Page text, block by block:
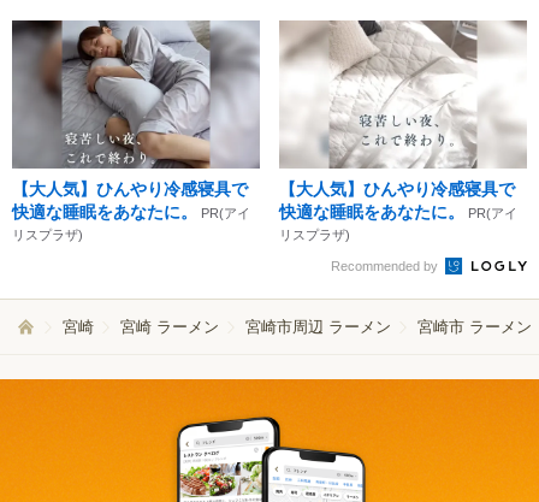
【大人気】ひんやり冷感寝具で
快適な睡眠をあなたに。
PR(アイ
リスプラザ)
【大人気】ひんやり冷感寝具で
快適な睡眠をあなたに。
PR(アイ
リスプラザ)
Recommended by
宮崎 宮崎 ラーメン 宮崎市周辺 ラーメン 宮崎市 ラーメン